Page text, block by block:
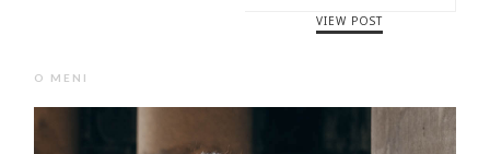
VIEW POST
O MENI